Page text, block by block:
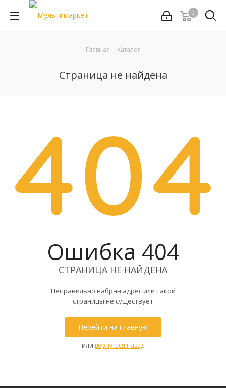
0
Главная - Каталог
Страница не найдена
Ошибка 404
СТРАНИЦА НЕ НАЙДЕНА
Неправильно набран адрес или такой
страницы не существует
Перейти на главную
или вернуться назад